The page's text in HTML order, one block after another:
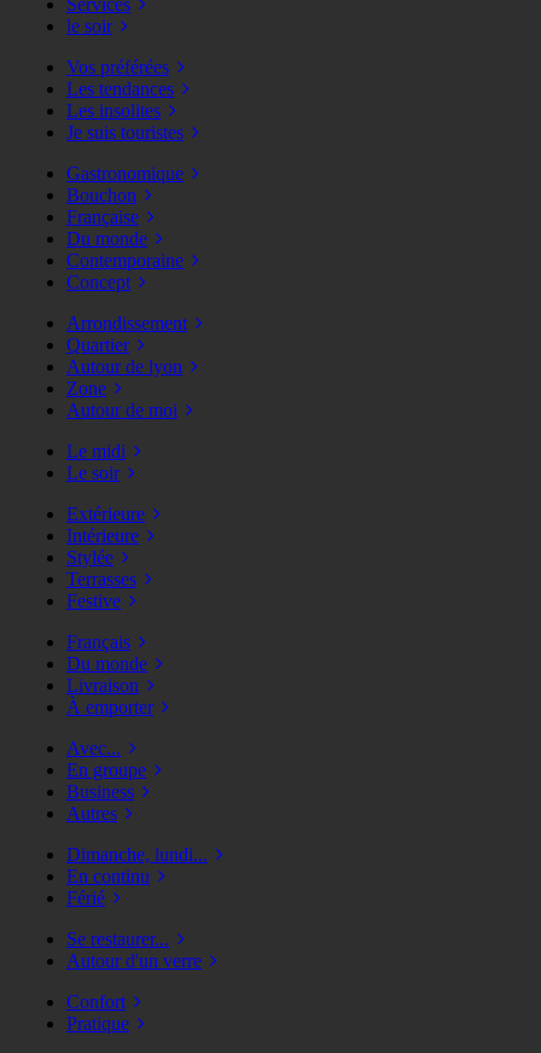
Services
le soir
Vos préférées
Les tendances
Les insolites
Je suis touristes
Gastronomique
Bouchon
Française
Du monde
Contemporaine
Concept
Arrondissement
Quartier
Autour de lyon
Zone
Autour de moi
Le midi
Le soir
Extérieure
Intérieure
Stylée
Terrasses
Festive
Français
Du monde
Livraison
À emporter
Avec...
En groupe
Business
Autres
Dimanche, lundi...
En continu
Férié
Se restaurer...
Autour d'un verre
Confort
Pratique